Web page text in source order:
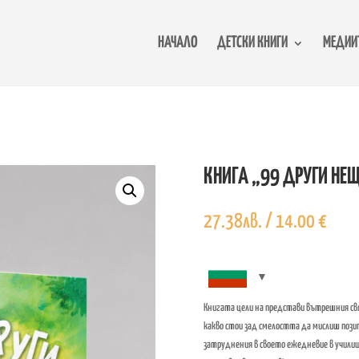
НАЧАЛО ДЕТСКИ КНИГИ
КНИГА „99 ДРУГИ
27.38лв. / 14.00 €
Книгата цели на представи вътрешния
какво стои зад смелостта да мислиш
затруднения в своето ежедневие в